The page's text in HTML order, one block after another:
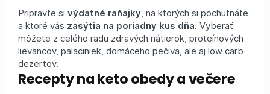
Pripravte si výdatné raňajky , na ktorých si pochutnáte
a ktoré vás zasýtia na poriadny kus dňa. Vyberať
môžete z celého radu zdravých nátierok, proteínových
lievancov, palaciniek, domáceho pečiva, ale aj low carb
dezertov.
Recepty na keto obedy a večere